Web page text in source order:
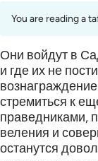
You are reading a
Они войдут в
и где их не
стремиться к
праведниками,
веления и
останутся